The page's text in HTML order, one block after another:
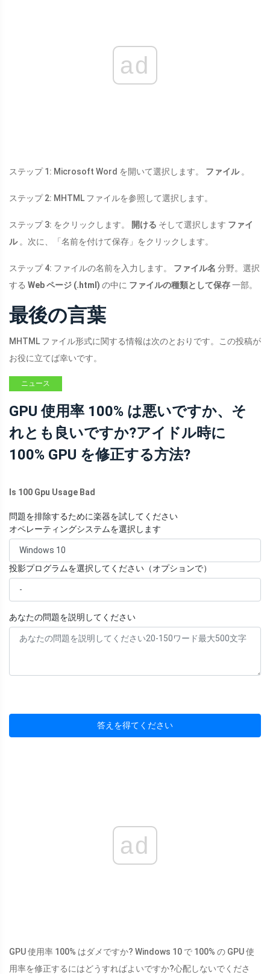
ad
ステップ 1: Microsoft Word を開いて選択します。 ファイル。
ステップ 2: MHTML ファイルを参照して選択します。
ステップ 3: をクリックします。 開ける そして選択します ファイ
ル。次に、「名前を付けて保存」をクリックします。
ステップ 4: ファイルの名前を入力します。 ファイル名 分野。選択
する Web ページ (.html) の中に ファイルの種類として保存一部。
最後の言葉
MHTML ファイル形式に関する情報は次のとおりです。この投稿が
お役に立てば幸いです。
ニュース
GPU 使用率 100% は悪いですか、そ
れとも良いですか?アイドル時に
100% GPU を修正する方法?
Is 100 Gpu Usage Bad
問題を排除するために楽器を試してください
オペレーティングシステムを選択します
投影プログラムを選択してください（オプションで）
あなたの問題を説明してください
答えを得てください
ad
GPU 使用率 100% はダメですか? Windows 10 で 100% の GPU 使
用率を修正するにはどうすればよいですか?心配しないでくださ